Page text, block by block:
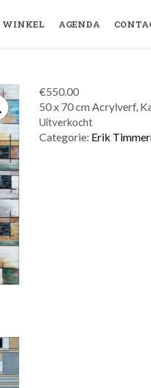
WINKEL AGENDA
€550.00
50 x 70 cm Acrylverf,
Uitverkocht
Categorie: Erik